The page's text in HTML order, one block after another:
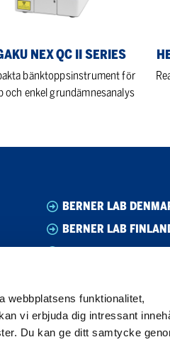
webbplatsens funktionalitet,
vi erbjuda dig intressant
Du kan ge ditt samtycke
NEX QC II SERIES
bänktoppsinstrument för
och enkel grundämnesanalys
BERNER LAB
BERNER LAB
BERNER LAB